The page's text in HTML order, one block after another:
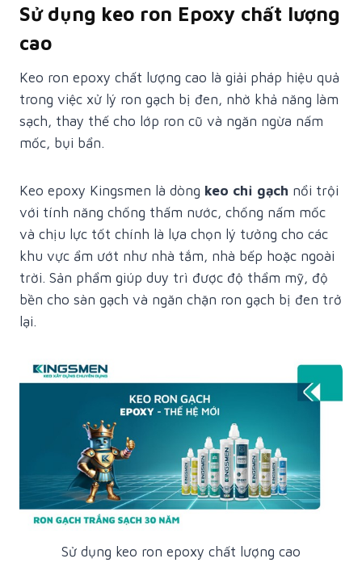
Sử dụng keo ron Epoxy chất lượng
cao
Keo ron epoxy chất lượng cao là giải pháp hiệu quả
trong việc xử lý ron gạch bị đen, nhờ khả năng làm
sạch, thay thế cho lớp ron cũ và ngăn ngừa nấm
mốc, bụi bẩn.
Keo epoxy Kingsmen là dòng keo chỉ gạch nổi trội
với tính năng chống thấm nước, chống nấm mốc
và chịu lực tốt chính là lựa chọn lý tưởng cho các
khu vực ẩm ướt như nhà tắm, nhà bếp hoặc ngoài
trời. Sản phẩm giúp duy trì được độ thẩm mỹ, độ
bền cho sàn gạch và ngăn chặn ron gạch bị đen trở
lại.
Sử dụng keo ron epoxy chất lượng cao